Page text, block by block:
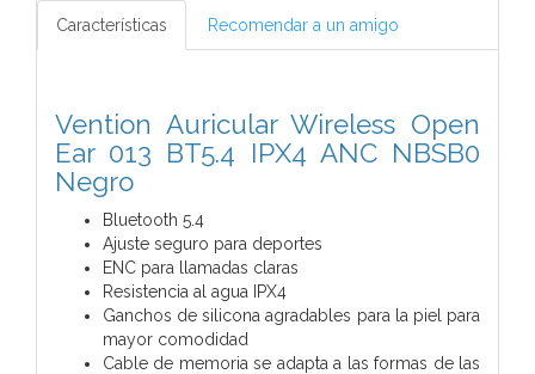
Características Recomendar a un amigo
Vention Auricular Wireless Open
Ear 013 BT5.4 IPX4 ANC NBSB0
Negro
Bluetooth 5.4
Ajuste seguro para deportes
ENC para llamadas claras
Resistencia al agua IPX4
Ganchos de silicona agradables para la piel para
mayor comodidad
Cable de memoria se adapta a las formas de las